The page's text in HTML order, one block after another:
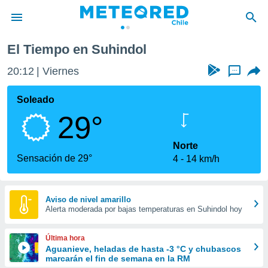
de
por
que se
calidad.
a este
las
y
forma
digital
basada
El Tiempo en Suhindol
20:12 Viernes ...
Soleado
29°
Sensación de 29°
Norte
4
14 km/h
Aviso de nivel amarillo
Alerta moderada por bajas temperaturas en Suhindol hoy
Última hora
Aguanieve, heladas de hasta -3 °C y chubascos
marcarán el fin de semana en la RM